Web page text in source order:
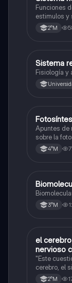
Funciones
estimulos y
2°M
Biología
Sistema
Fisiología y
Biología
Apuntes de
sobre la
4°M
Biología
3°M
Biología
el
nervioso
"Este
cerebro, el
central."
2°M